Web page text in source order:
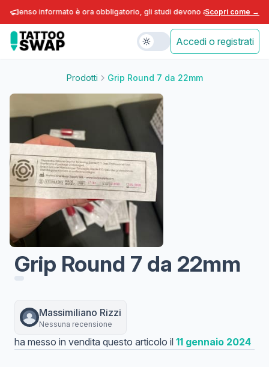
informato è ora obbligatorio, gli studi devono adeguarsi entro fine
Scopri come →
Accedi o registrati
Prodotti Grip Round 7 da 22mm
Grip Round 7 da 22mm
Massimiliano Rizzi
Nessuna recensione
ha messo in vendita questo articolo il 11 gennaio 2024